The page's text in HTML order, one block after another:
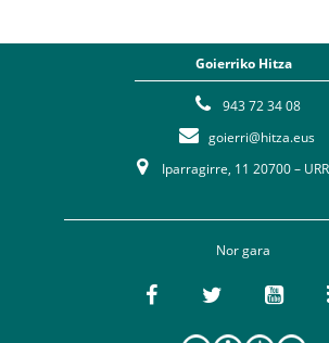
Goierriko Hitza
943 72 34 08
goierri@hitza.eus
Iparragirre, 11 20700 –
Nor gara